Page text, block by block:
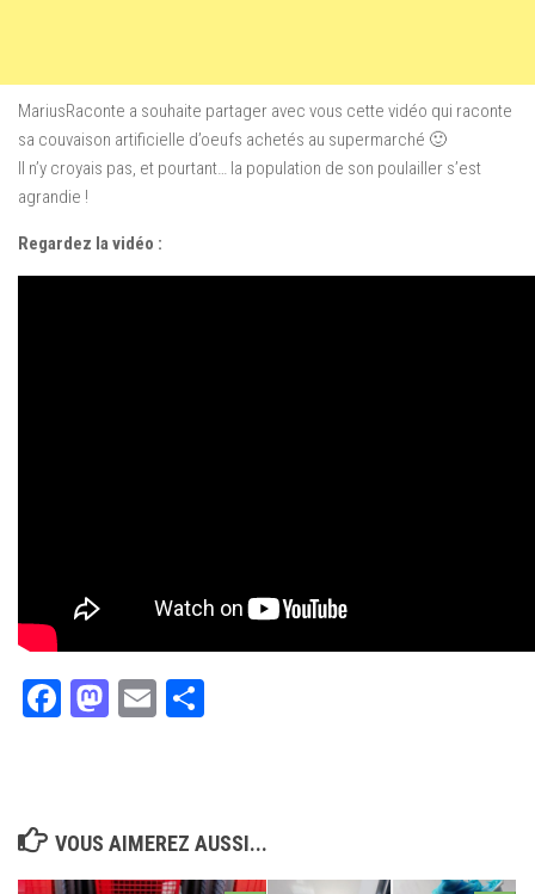
MariusRaconte a souhaite partager avec vous cette vidéo qui raconte
sa couvaison artificielle d’oeufs achetés au supermarché 🙂
Il n’y croyais pas, et pourtant… la population de son poulailler s’est
agrandie !
Regardez la vidéo :
Facebook
Mastodon
Email
VOUS AIMEREZ AUSSI...